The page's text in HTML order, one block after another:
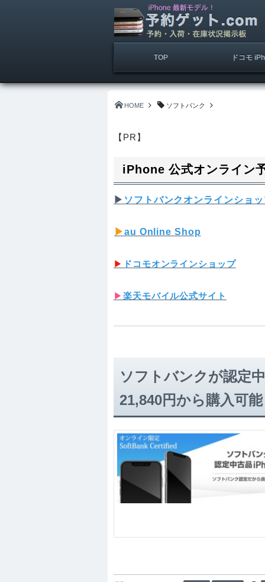
TOP ドコモ
HOME ソフトバンク
【PR】
iPhone 公式オンライン
▶︎ ソフトバンクオンラインショ
▶︎au Online Shop
▶︎ ドコモオンラインショップ
▶︎ 楽天モバイル公式サイト
ソフトバンクが認定
21,840円から購入可能